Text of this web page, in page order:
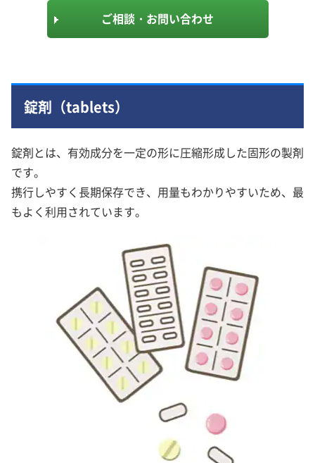
ご相談・お問い合わせ
錠剤（tablets）
錠剤とは、有効成分を一定の形に圧縮形成した固形の製剤
です。
携行しやすく長期保存でき、用量もわかりやすいため、最
もよく利用されています。